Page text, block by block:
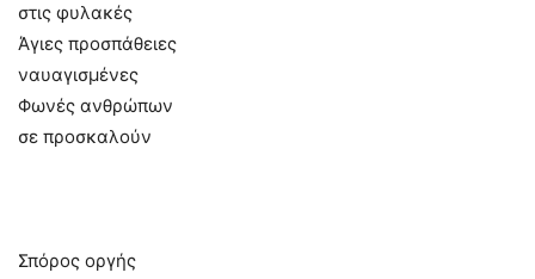
στις φυλακές
Άγιες προσπάθειες
ναυαγισμένες
Φωνές ανθρώπων
σε προσκαλούν
Σπόρος οργής